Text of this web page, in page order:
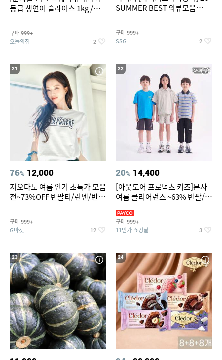
등급 생연어 슬라이스 1kg /
구매 999+
오늘의집 2
SUMMER BEST 의류모음
구매 999+
SSG 2
21
76% 12,000
지오다노 여름 인기 초특가 모음
전~73%OFF 반팔티/린넨/반바
구매 999+
G마켓 12
22
20% 14,400
[아웃도어 프로덕츠 키즈]본사
여름 클리어런스 ~63% 반팔/반
구매 999+
11번가 쇼킹딜 3
23 24